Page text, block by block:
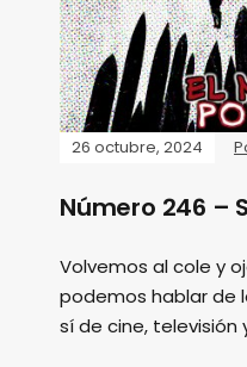
26 octubre, 2024
Número 246 –
Volvemos al cole y
podemos hablar de
sí de cine, televisión